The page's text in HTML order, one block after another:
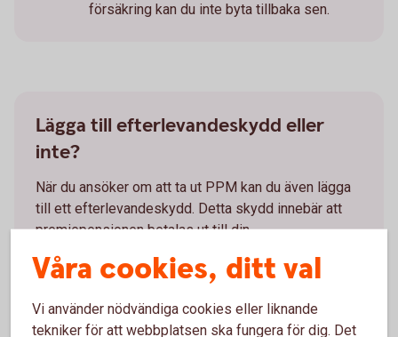
försäkring kan du inte byta tillbaka sen.
Lägga till efterlevandeskydd eller
inte?
När du ansöker om att ta ut PPM kan du även lägga
till ett efterlevandeskydd. Detta skydd innebär att
premiepensionen betalas ut till din
make/maka/registrerade partner/sambo, så länge
de lever, om du skulle avlida först. Viktigt att tänka
och att du själv får lägre PPM om du skulle välja att
Våra cookies, ditt val
Vi använder nödvändiga cookies eller liknande
tekniker för att webbplatsen ska fungera för dig. Det